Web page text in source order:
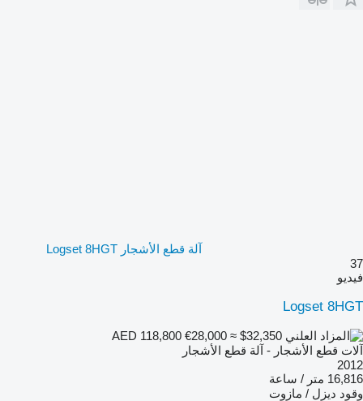
آلة قطع الأشجار Logset 8HGT
37
فيديو
Logset 8HGT
€28,000 ≈ $32,350
آلات قطع الأشجار - آلة قطع الأشجار
2012
16,816 متر / ساعة
وقود ديزل / مازوت